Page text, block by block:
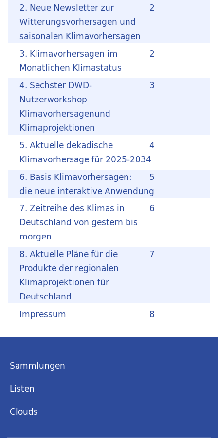
2
2. Neue Newsletter zur
Witterungsvorhersagen und
saisonalen Klimavorhersagen
2
3. Klimavorhersagen im
Monatlichen Klimastatus
3
4. Sechster DWD-
Nutzerworkshop
Klimavorhersagenund
Klimaprojektionen
4
5. Aktuelle dekadische
Klimavorhersage für 2025-2034
5
6. Basis Klimavorhersagen:
die neue interaktive Anwendung
6
7. Zeitreihe des Klimas in
Deutschland von gestern bis
morgen
7
8. Aktuelle Pläne für die
Produkte der regionalen
Klimaprojektionen für
Deutschland
8
Impressum
Sammlungen
Listen
Clouds